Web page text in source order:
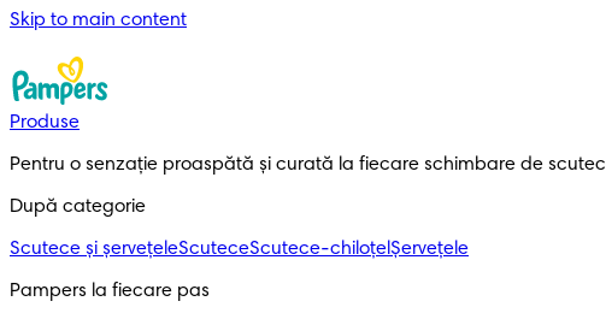
Skip to main content
Produse
Pentru o senzație proaspătă și curată la fiecare schimbare de scutec
După categorie
Scutece și șervețeleScuteceScutece-chiloțelȘervețele
Pampers la fiecare pas